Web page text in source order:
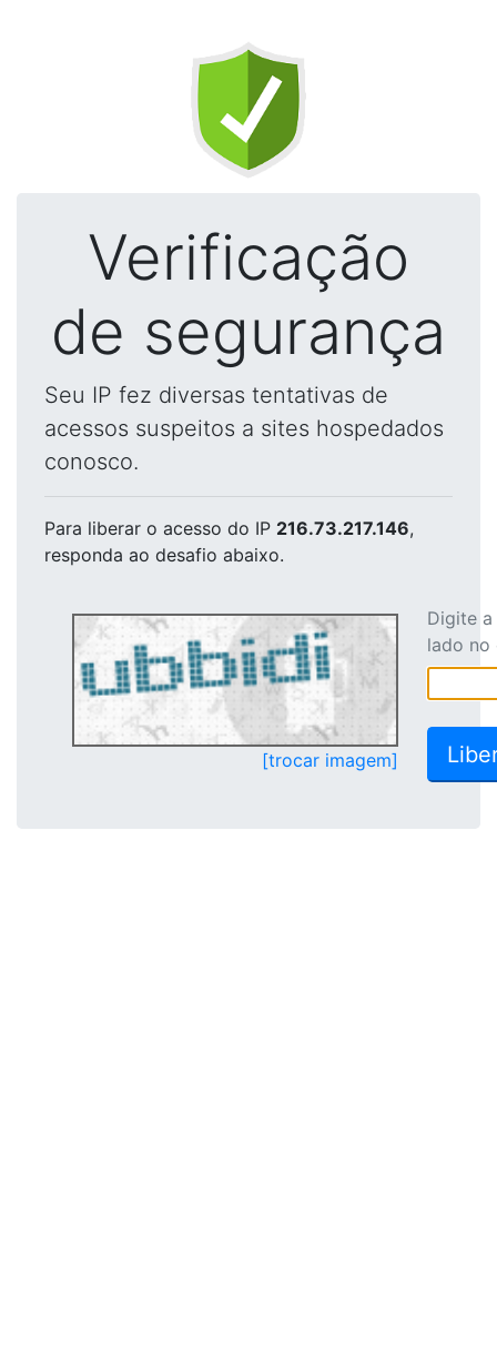
Verificação
de segurança
Seu IP fez diversas tentativas de
acessos suspeitos a sites hospedados
conosco.
Para liberar o acesso do IP 216.73.217.146,
responda ao desafio abaixo.
[trocar imagem]
Digite
lado no